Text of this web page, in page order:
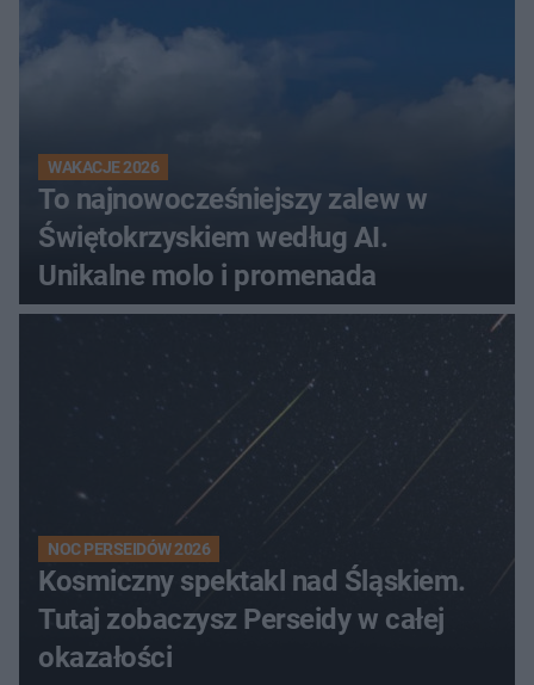
WAKACJE 2026
To najnowocześniejszy zalew w
Świętokrzyskiem według AI.
Unikalne molo i promenada
NOC PERSEIDÓW 2026
Kosmiczny spektakl nad Śląskiem.
Tutaj zobaczysz Perseidy w całej
okazałości